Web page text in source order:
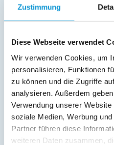
Zustimmung
Diese Webseite verwendet
Wir verwenden Cookies, um
personalisieren, Funktionen
zu können und die Zugriffe
analysieren. Außerdem
Verwendung unserer
soziale Medien, Werbung
Partner führen diese
weiteren Daten zusammen,
Supe-Math
Objekttyp
Ferienwohnung
zum
online buchbar